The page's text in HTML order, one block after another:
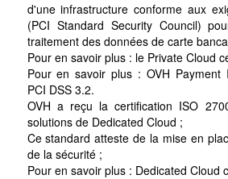
d'une infrastructure conforme aux
(PCI Standard Security Council)
traitement des données de carte
Pour en savoir plus : le Private Cloud
Pour en savoir plus : OVH Payment
PCI DSS 3.2.
OVH a reçu la certification ISO
solutions de Dedicated Cloud ;
Ce standard atteste de la mise en
de la sécurité ;
Pour en savoir plus : Dedicated Cloud